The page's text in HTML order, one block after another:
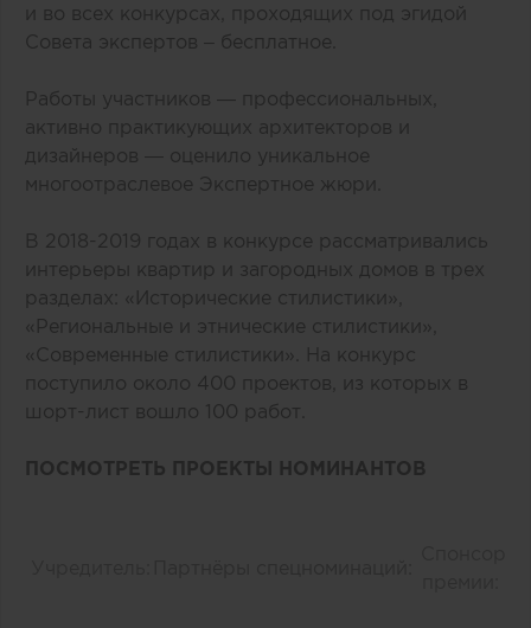
и во всех конкурсах, проходящих под эгидой
Совета экспертов – бесплатное.
Работы участников — профессиональных,
активно практикующих архитекторов и
дизайнеров — оценило уникальное
многоотраслевое Экспертное жюри.
В 2018-2019 годах в конкурсе рассматривались
интерьеры квартир и загородных домов в трех
разделах: «Исторические стилистики»,
«Региональные и этнические стилистики»,
«Современные стилистики». На конкурс
поступило около 400 проектов, из которых в
шорт-лист вошло 100 работ.
ПОСМОТРЕТЬ ПРОЕКТЫ НОМИНАНТОВ